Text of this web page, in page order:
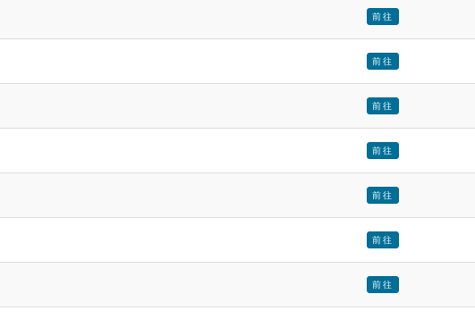
前往
前往
前往
前往
前往
前往
前往